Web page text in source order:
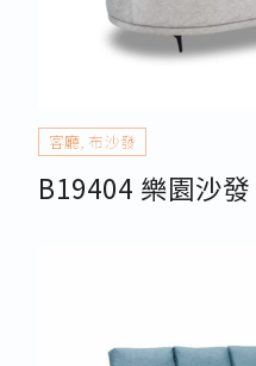
客廳,布沙發
B19404 樂園沙發